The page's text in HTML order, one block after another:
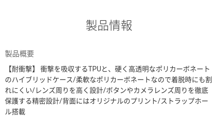
製品情報
製品概要
【耐衝撃】 衝撃を吸収するTPUと、硬く高透明なポリカーボネート
のハイブリッドケース/柔軟なポリカーボネートなので着脱時にも割
れにくい/レンズ周りを高く設計/ボタンやカメラレンズ周りを徹底
保護する精密設計/背面にはオリジナルのプリント/ストラップホー
ル搭載